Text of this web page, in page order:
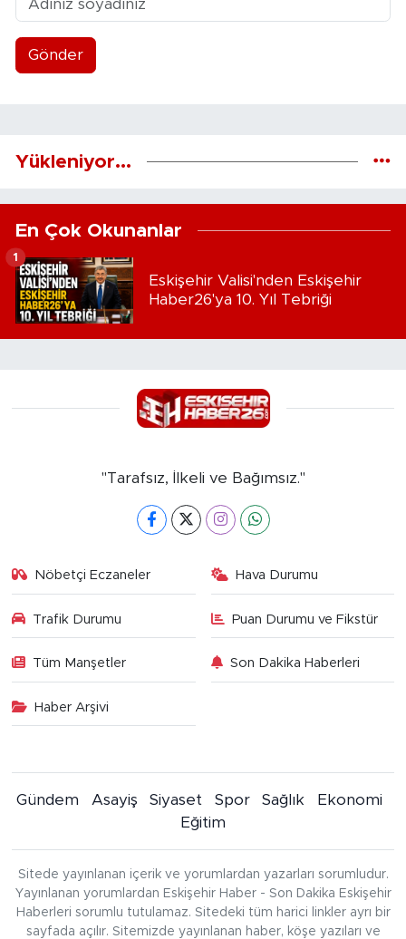
Gönder
Yükleniyor...
En Çok Okunanlar
Eskişehir Valisi'nden Eskişehir
Haber26'ya 10. Yıl Tebriği
1
"Tarafsız, İlkeli ve Bağımsız."
Nöbetçi Eczaneler Hava Durumu
Trafik Durumu Puan Durumu ve Fikstür
Tüm Manşetler Son Dakika Haberleri
Haber Arşivi
Gündem Asayiş Siyaset Spor Sağlık
Ekonomi
Eğitim
Sitede yayınlanan içerik ve yorumlardan yazarları sorumludur.
Yayınlanan yorumlardan Eskişehir Haber - Son Dakika Eskişehir
Haberleri sorumlu tutulamaz. Sitedeki tüm harici linkler ayrı bir
sayfada açılır. Sitemizde yayınlanan haber, köşe yazıları ve